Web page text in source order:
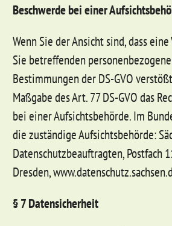
Beschwerde bei einer
Wenn Sie der Ansicht sind, dass
Sie betreffenden
Bestimmungen der DS-GVO
Maßgabe des Art. 77 DS-GVO das
bei einer Aufsichtsbehörde. Im
die zuständige Aufsichtsbehörde:
Datenschutzbeauftragten, Postfach
Dresden,
§ 7 Datensicherheit